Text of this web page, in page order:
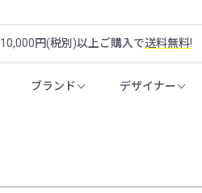
10,000円(税別)以上ご購入で送料無料!
ブランド デザイナー